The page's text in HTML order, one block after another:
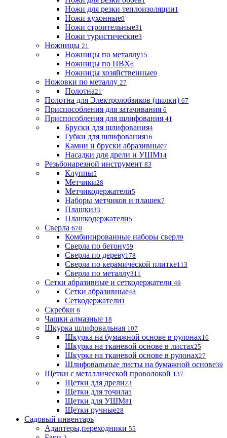
Ножи для резки теплоизоляции1
Ножи кухонные0
Ножи строительные31
Ножи туристические3
Ножницы 21
Ножницы по металлу15
Ножницы по ПВХ6
Ножницы хозяйственные0
Ножовки по металлу 27
Полотна21
Полотна для Электролобзиков (пилки) 67
Приспособления для затачивания 6
Приспособления для шлифования 41
Бруски для шлифования4
Губки для шлифования16
Камни и бруски абразивные7
Насадки для дрели и УШМ14
Резьбонарезной инструмент 83
Клуппы5
Метчики28
Метчикодержатели5
Наборы метчиков и плашек7
Плашки33
Плашкодержатели5
Сверла 670
Комбинированные наборы сверл9
Сверла по бетону59
Сверла по дереву178
Сверла по керамической плитке113
Сверла по металлу311
Сетки абразивные и сеткодержатели 49
Сетки абразивные48
Сеткодержатели1
Скребки 6
Чашки алмазные 18
Шкурка шлифовальная 107
Шкурка на бумажной основе в рулонах16
Шкурка на тканевой основе в листах25
Шкурка на тканевой основе в рулонах27
Шлифовальные листы на бумажной основе39
Щетки с металлической проволокой 137
Щетки для дрели23
Щетки для точила5
Щетки для УШМ81
Щетки ручные28
Садовый инвентарь
Адаптеры,переходники 55